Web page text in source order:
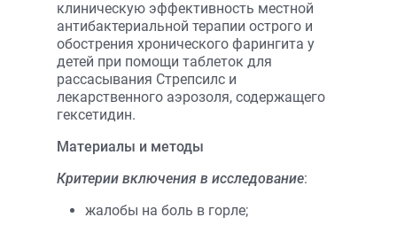
клиническую эффективность местной
антибактериальной терапии острого и
обострения хронического фарингита у
детей при помощи таблеток для
рассасывания Стрепсилс и
лекарственного аэрозоля, содержащего
гексетидин.
Материалы и методы
Критерии включения в исследование:
жалобы на боль в горле;